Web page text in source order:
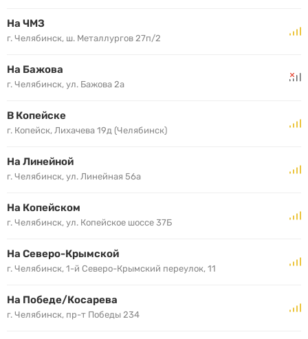
На ЧМЗ
г. Челябинск, ш. Металлургов 27п/2
На Бажова
г. Челябинск, ул. Бажова 2а
В Копейске
г. Копейск, Лихачева 19д (Челябинск)
На Линейной
г. Челябинск, ул. Линейная 56а
На Копейском
г. Челябинск, ул. Копейское шоссе 37Б
На Северо-Крымской
г. Челябинск, 1-й Северо-Крымский переулок, 11
На Победе/Косарева
г. Челябинск, пр-т Победы 234